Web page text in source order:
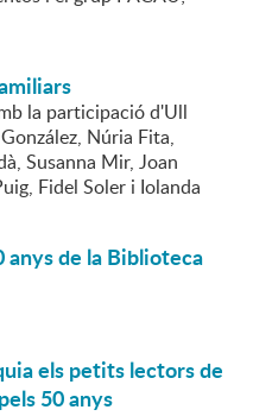
la participació d'Ull
Núria Fita,
Susanna Mir, Joan
Fidel Soler i Iolanda
anys de la Biblioteca
els petits lectors de
50 anys